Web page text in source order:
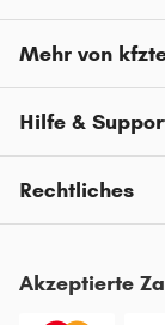
RENAULT MEGANE
RENAULT TALISMAN
Mehr von
Hilfe &
Rechtliches
Akzeptierte